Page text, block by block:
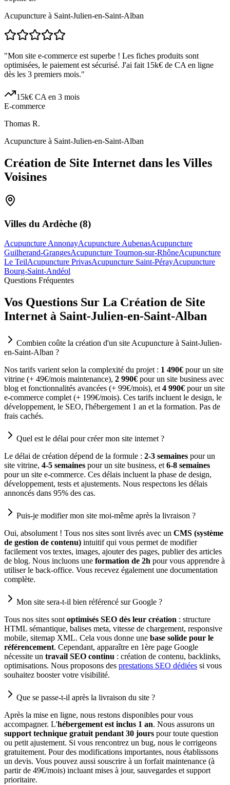
Acupuncture à Saint-Julien-en-Saint-Alban
"Mon site e-commerce est superbe ! Les fiches produits sont
optimisées, le paiement est sécurisé. J'ai fait 15k€ de CA en ligne
dès les 3 premiers mois."
15k€ CA en 3 mois
E-commerce
Thomas R.
Acupuncture à Saint-Julien-en-Saint-Alban
Création de Site Internet dans les Villes
Voisines
Villes du Ardèche (8)
Acupuncture AnnonayAcupuncture AubenasAcupuncture
Guilherand-GrangesAcupuncture Tournon-sur-RhôneAcupuncture
Le TeilAcupuncture PrivasAcupuncture Saint-PérayAcupuncture
Bourg-Saint-Andéol
Questions Fréquentes
Vos Questions Sur La Création de Site
Internet à Saint-Julien-en-Saint-Alban
Combien coûte la création d'un site Acupuncture à Saint-Julien-
en-Saint-Alban ?
Nos tarifs varient selon la complexité du projet : 1 490€ pour un site
vitrine (+ 49€/mois maintenance), 2 990€ pour un site business avec
blog et fonctionnalités avancées (+ 99€/mois), et 4 990€ pour un site
e-commerce complet (+ 199€/mois). Ces tarifs incluent le design, le
développement, le SEO, l'hébergement 1 an et la formation. Pas de
frais cachés.
Quel est le délai pour créer mon site internet ?
Le délai de création dépend de la formule : 2-3 semaines pour un
site vitrine, 4-5 semaines pour un site business, et 6-8 semaines
pour un site e-commerce. Ces délais incluent la phase de design,
développement, tests et ajustements. Nous respectons les délais
annoncés dans 95% des cas.
Puis-je modifier mon site moi-même après la livraison ?
Oui, absolument ! Tous nos sites sont livrés avec un CMS (système
de gestion de contenu) intuitif qui vous permet de modifier
facilement vos textes, images, ajouter des pages, publier des articles
de blog. Nous incluons une formation de 2h pour vous apprendre à
utiliser le back-office. Vous recevez également une documentation
complète.
Mon site sera-t-il bien référencé sur Google ?
Tous nos sites sont optimisés SEO dès leur création : structure
HTML sémantique, balises meta, vitesse de chargement, responsive
mobile, sitemap XML. Cela vous donne une base solide pour le
référencement. Cependant, apparaître en 1ère page Google
nécessite un travail SEO continu : création de contenu, backlinks,
optimisations. Nous proposons des prestations SEO dédiées si vous
souhaitez booster votre visibilité.
Que se passe-t-il après la livraison du site ?
Après la mise en ligne, nous restons disponibles pour vous
accompagner. L'hébergement est inclus 1 an. Nous assurons un
support technique gratuit pendant 30 jours pour toute question
ou petit ajustement. Si vous rencontrez un bug, nous le corrigeons
gratuitement. Pour des modifications importantes, nous établissons
un devis. Vous pouvez aussi souscrire à un forfait maintenance (à
partir de 49€/mois) incluant mises à jour, sauvegardes et support
prioritaire.